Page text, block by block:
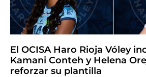
El OCISA Haro Rioja Vóley
Kamani Conteh y Helena
reforzar su plantilla